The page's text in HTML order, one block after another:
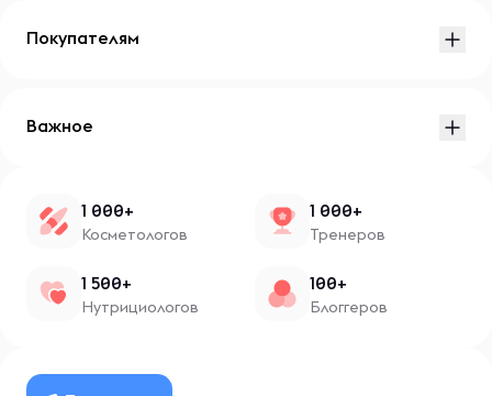
Покупателям
Важное
1 000+
Косметологов
1 000+
Тренеров
1 500+
Нутрициологов
100+
Блоггеров